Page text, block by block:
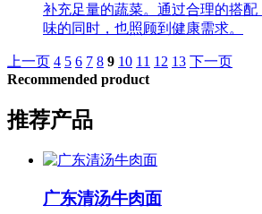
补充足量的蔬菜。通过合理的搭
味的同时，也照顾到健康需求。
上一页 4 5 6 7 8 9 10 11 12 13 下一页
Recommended product
推荐产品
广东清汤牛肉面